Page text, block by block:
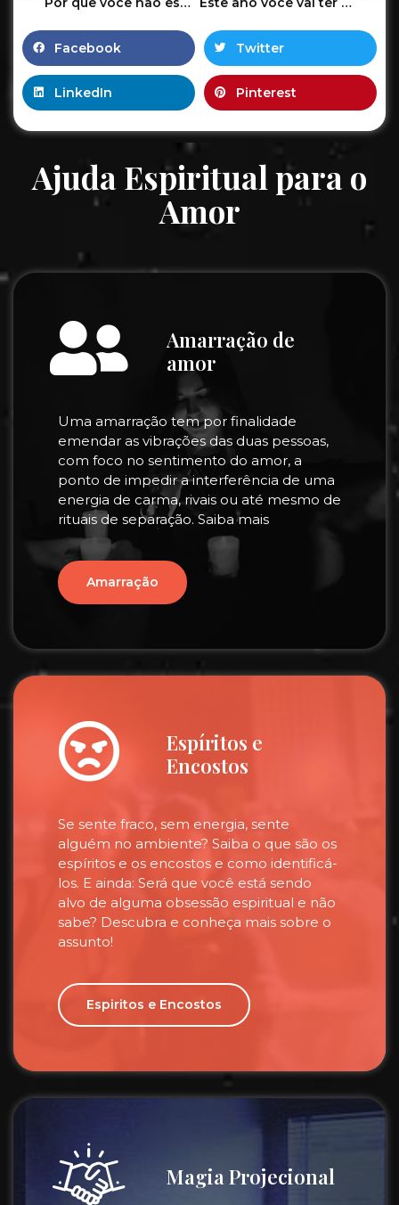
Facebook Twitter
LinkedIn Pinterest
Ajuda Espiritual para o
Amor
Amarração de
amor
Uma amarração tem por finalidade
emendar as vibrações das duas pessoas,
com foco no sentimento do amor, a
ponto de impedir a interferência de uma
energia de carma, rivais ou até mesmo de
rituais de separação. Saiba mais
Amarração
Espíritos e
Encostos
Se sente fraco, sem energia, sente
alguém no ambiente? Saiba o que são os
espíritos e os encostos e como identificá-
los. E ainda: Será que você está sendo
alvo de alguma obsessão espiritual e não
sabe? Descubra e conheça mais sobre o
assunto!
Espiritos e Encostos
Magia Projecional